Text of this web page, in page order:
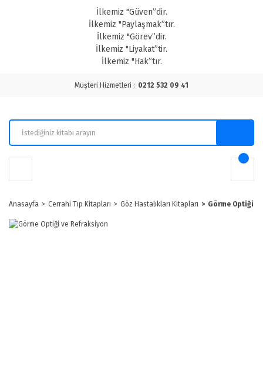
İlkemiz "Güven”dir.
İlkemiz "Paylaşmak”tır.
İlkemiz "Görev”dir.
İlkemiz "Liyakat”tir.
İlkemiz "Hak”tır.
Müşteri Hizmetleri : 0212 532 09 41
Anasayfa Cerrahi Tıp Kitapları Göz Hastalıkları Kitapları Görme Optiği